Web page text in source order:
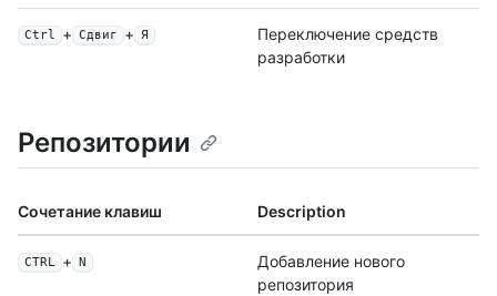
Ctrl + Сдвиг + Я
Переключение средств
разработки
Репозитории
Сочетание клавиш Description
CTRL + N
Добавление нового
репозитория